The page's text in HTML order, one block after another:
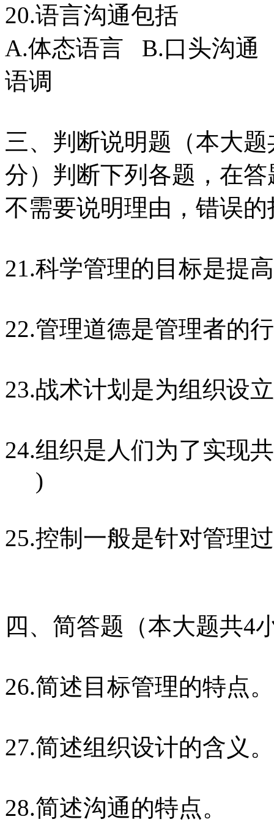
20.语言沟通包括
A.体态语言 B.口头沟
语调
三、判断说明题（本大
分）判断下列各题，在
不需要说明理由，错误
21.科学管理的目标是
22.管理道德是管理者
23.战术计划是为组织
24.组织是人们为了实现
)
25.控制一般是针对管
四、简答题（本大题共4
26.简述目标管理的特点。
27.简述组织设计的含义。
28.简述沟通的特点。